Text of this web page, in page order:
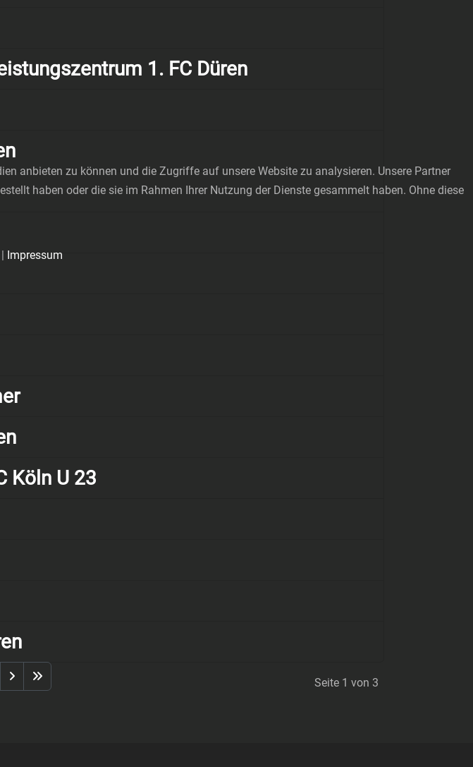
1. FC Düren
Köln U 23
Seite 1 von 3
anbieten zu können und die Zugriffe auf unsere Website zu analysieren. Unsere Partner
haben oder die sie im Rahmen Ihrer Nutzung der Dienste gesammelt haben. Ohne diese
| Impressum